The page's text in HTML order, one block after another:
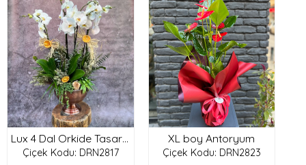
Lux 4 Dal Orkide Tasarım
Çiçek Kodu: DRN2817
XL boy Antoryum
Çiçek Kodu: DRN2823